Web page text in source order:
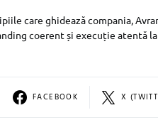
care ghidează compania,
coerent și execuție atentă
FACEBOOK X